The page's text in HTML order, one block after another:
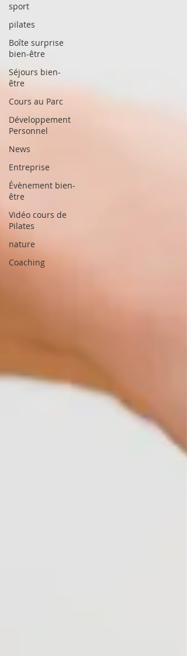
sport
pilates
Boîte surprise
bien-être
Séjours bien-
être
Cours au Parc
Développement
Personnel
News
Entreprise
Évènement bien-
être
Vidéo cours de
Pilates
nature
Coaching